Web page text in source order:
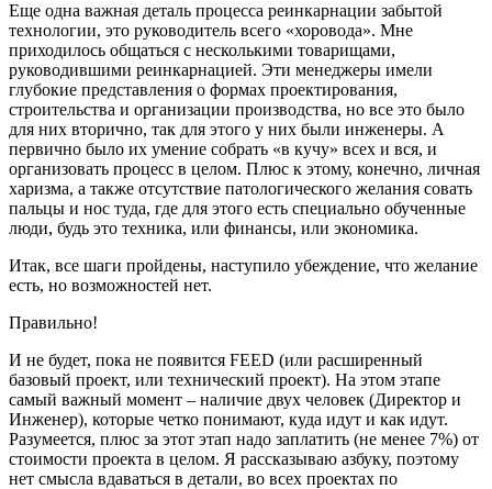
Еще одна важная деталь процесса реинкарнации забытой
технологии, это руководитель всего «хоровода». Мне
приходилось общаться с несколькими товарищами,
руководившими реинкарнацией. Эти менеджеры имели
глубокие представления о формах проектирования,
строительства и организации производства, но все это было
для них вторично, так для этого у них были инженеры. А
первично было их умение собрать «в кучу» всех и вся, и
организовать процесс в целом. Плюс к этому, конечно, личная
харизма, а также отсутствие патологического желания совать
пальцы и нос туда, где для этого есть специально обученные
люди, будь это техника, или финансы, или экономика.
Итак, все шаги пройдены, наступило убеждение, что желание
есть, но возможностей нет.
Правильно!
И не будет, пока не появится FEED (или расширенный
базовый проект, или технический проект). На этом этапе
самый важный момент – наличие двух человек (Директор и
Инженер), которые четко понимают, куда идут и как идут.
Разумеется, плюс за этот этап надо заплатить (не менее 7%) от
стоимости проекта в целом. Я рассказываю азбуку, поэтому
нет смысла вдаваться в детали, во всех проектах по